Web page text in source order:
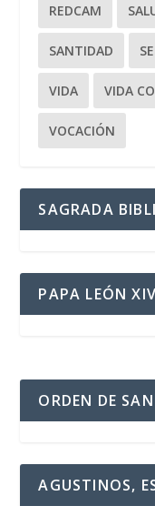
REDCAM
SANTIDAD
VIDA VIDA
VOCACIÓN
SAGRADA
PAPA LEÓN XIV
ORDEN DE
AGUSTINOS,